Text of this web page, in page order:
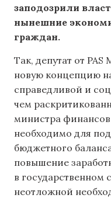
заподозрили
нынешние
граждан.
Так, депутат от
новую концепцию
справедливой и
чем
министра
необходимо для
бюджетного
повышение
в государственном
неотложной